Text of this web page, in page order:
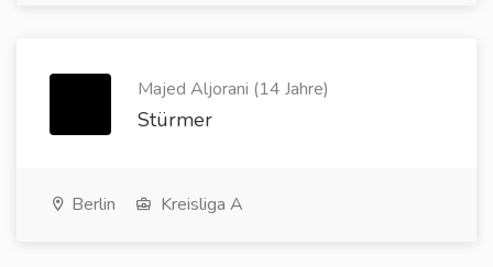
Majed Aljorani (14 Jahre)
Stürmer
Berlin Kreisliga A